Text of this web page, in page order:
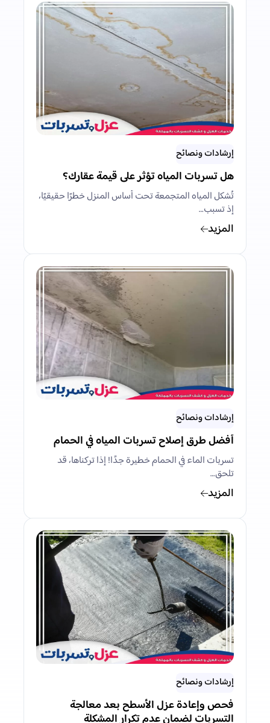
إرشادات ونصائح
هل تسربات المياه تؤثر على قيمة عقارك؟
تُشكل المياه المتجمعة تحت أساس المنزل خطرًا حقيقيًا،
إذ تسبب…
المزيد
إرشادات ونصائح
أفضل طرق إصلاح تسربات المياه في الحمام
تسربات الماء في الحمام خطيرة جدًا! إذا تركناها، قد
تلحق…
المزيد
إرشادات ونصائح
فحص وإعادة عزل الأسطح بعد معالجة
التسربات لضمان عدم تكرار المشكلة